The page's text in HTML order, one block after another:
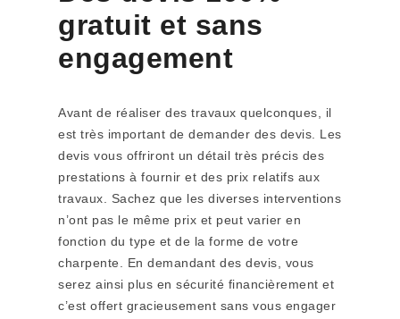
gratuit et sans
engagement
Avant de réaliser des travaux quelconques, il
est très important de demander des devis. Les
devis vous offriront un détail très précis des
prestations à fournir et des prix relatifs aux
travaux. Sachez que les diverses interventions
n’ont pas le même prix et peut varier en
fonction du type et de la forme de votre
charpente. En demandant des devis, vous
serez ainsi plus en sécurité financièrement et
c’est offert gracieusement sans vous engager